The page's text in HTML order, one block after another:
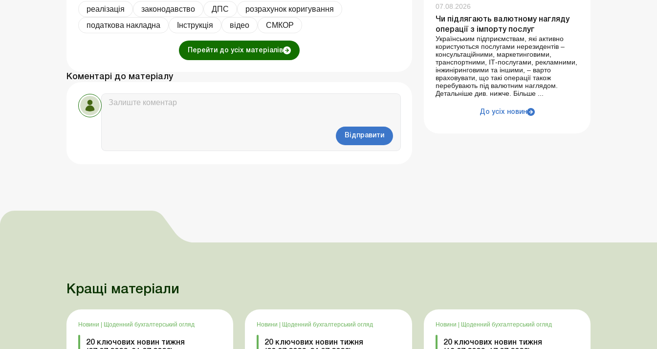
реалізація законодавство ДПС
розрахунок коригування
податкова накладна
Інструкція відео СМКОР
Перейти до усіх матеріалів
Коментарі до матеріалу
Відправити
07.08.2026
Чи підлягають валютному нагляду
операції з імпорту послуг
Українським підприємствам, які активно
користуються послугами нерезидентів –
консультаційними, маркетинговими,
транспортними, ІТ-послугами, рекламними,
інжиніринговими та іншими, – варто
враховувати, що такі операції також
перебувають під валютним наглядом.
Детальніше див. нижче. Більше ...
До усіх новин
Кращі матеріали
Новини Щоденний бухгалтерський огляд
20 ключових новин тижня
Новини Щоденний бухгалтерський огляд
20 ключових новин тижня
Новини Щоденний бухгалтерський огляд
20 ключових новин тижня